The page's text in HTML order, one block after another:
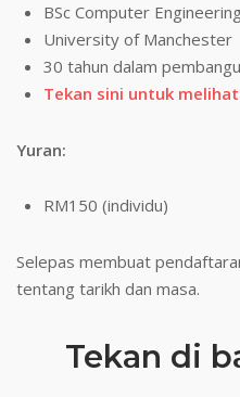
BSc Computer Engineering
University of Manchester
30 tahun dalam
Tekan sini untuk
Yuran:
RM150 (individu)
Selepas membuat
tentang tarikh dan masa.
Tekan di